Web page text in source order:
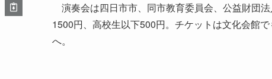
演奏会は四日市市、同市教育委員会、公益財団
1500円、高校生以下500円。チケットは文化会館
へ。